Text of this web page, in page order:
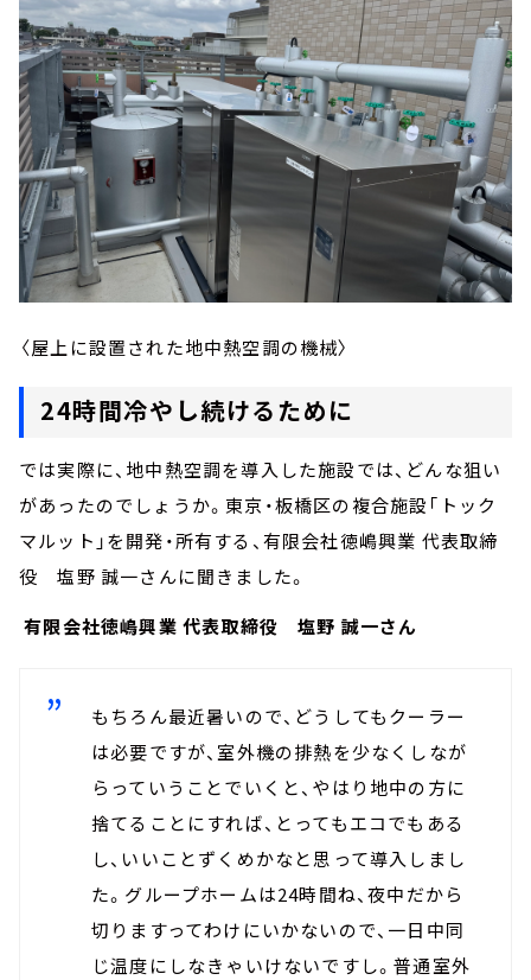
〈屋上に設置された地中熱空調の機械〉
24時間冷やし続けるために
では実際に、地中熱空調を導入した施設では、どんな狙い
があったのでしょうか。東京・板橋区の複合施設「トック
マルット」を開発・所有する、有限会社徳嶋興業 代表取締
役 塩野 誠一さんに聞きました。
有限会社徳嶋興業 代表取締役 塩野 誠一さん
もちろん最近暑いので、どうしてもクーラー
は必要ですが、室外機の排熱を少なくしなが
らっていうことでいくと、やはり地中の方に
捨てることにすれば、とってもエコでもある
し、いいことずくめかなと思って導入しまし
た。グループホームは24時間ね、夜中だから
切りますってわけにいかないので、一日中同
じ温度にしなきゃいけないですし。普通室外